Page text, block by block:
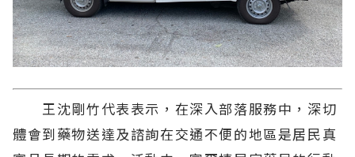
王沈剛竹代表表示，在深入部落服務中，深切
體會到藥物送達及諮詢在交通不便的地區是居民真